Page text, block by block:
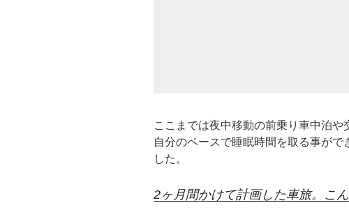
ここまでは夜中移動の前乗り車中泊
自分のペースで睡眠時間を取る事がで
した。
2ヶ月間かけて計画した車旅。こ